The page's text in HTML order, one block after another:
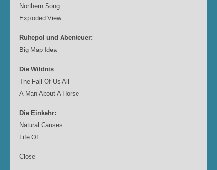
Northern Song
Exploded View
Ruhepol und Abenteuer:
Big Map Idea
Die Wildnis:
The Fall Of Us All
A Man About A Horse
Die Einkehr:
Natural Causes
Life Of
Close